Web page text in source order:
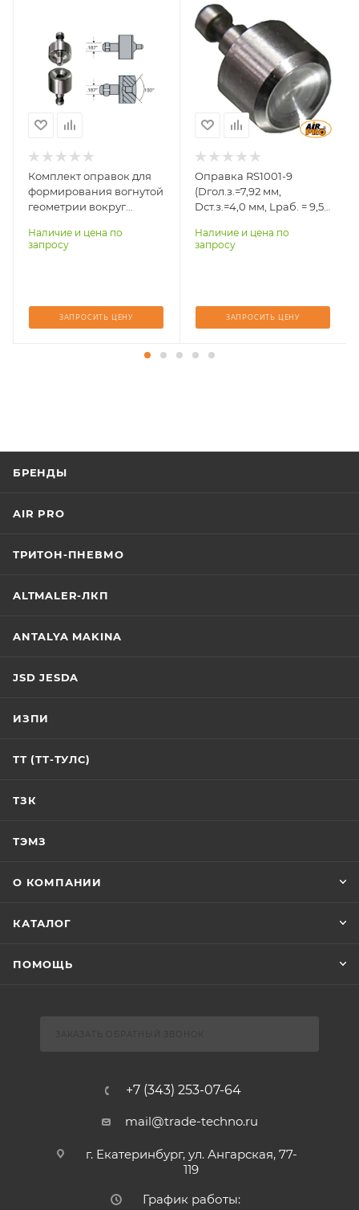
заклепочником
SA-SC3002A, SA-
SC3004A, SA-
SC3004B
9,38+6,64
D стержня заклепки,
мм)
3,2
Комплект оправок для
формирования вогнутой
геометрии вокруг
Наличие и цена по
запросу
ЗАПРОСИТЬ ЦЕНУ
Совместимость с
пресс-
заклепочником
SA-SC3001, SA-
SC3002, SA-
SC3003, SA-
SC3004
L, мм
D оправки, мм (дюйм)
9,53 (0,375)
D головки заклепки,
мм
7,92
Оправка RS1001-9
(Dгол.з.=7,92 мм,
Dст.з.=4,0 мм, Lраб. = 9,53
низкой головки
Наличие и цена по
запросу
ЗАПРОСИТЬ ЦЕНУ
БРЕНДЫ
AIR PRO
ТРИТОН-ПНЕВМО
ALTMALER-ЛКП
ANTALYA MAKINA
JSD JESDA
ИЗПИ
ТТ (ТТ-ТУЛС)
ТЗК
ТЭМЗ
О КОМПАНИИ
КАТАЛОГ
ПОМОЩЬ
+7 (343) 253-07-64
mail@trade-techno.ru
г. Екатеринбург, ул. Ангарская, 77-
119
График работы: